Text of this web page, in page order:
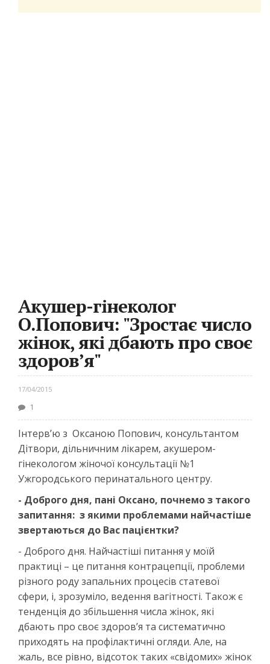
Акушер-гінеколог
О.Попович: "Зростає число
жінок, які дбають про своє
здоров’я"
17/04/2015
1
Інтерв’ю з Оксаною Попович, консультантом
Дітвори, дільничним лікарем, акушером-
гінекологом жіночої консультації №1
Ужгородського перинатального центру.
- Доброго дня, пані Оксано, почнемо з такого
запитання: з якими проблемами найчастіше
звертаються до Вас пацієнтки?
- Доброго дня. Найчастіші питання у моїй
практиці – це питання контрацепції, проблеми
різного роду запальних процесів статевої
сфери, і, зрозуміло, ведення вагітності. Також є
тенденція до збільшення числа жінок, які
дбають про своє здоров’я та систематично
приходять на профілактичні огляди. Але, на
жаль, все рівно, відсоток таких «свідомих» жінок